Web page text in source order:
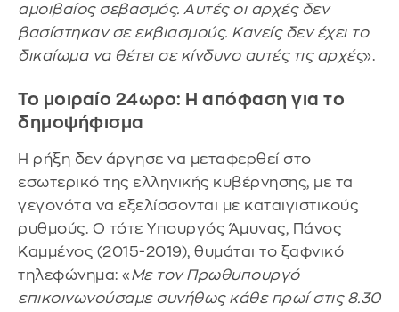
αμοιβαίος σεβασμός. Αυτές οι αρχές δεν
βασίστηκαν σε εκβιασμούς. Κανείς δεν έχει το
δικαίωμα να θέτει σε κίνδυνο αυτές τις αρχές».
Το μοιραίο 24ωρο: Η απόφαση για το
δημοψήφισμα
Η ρήξη δεν άργησε να μεταφερθεί στο
εσωτερικό της ελληνικής κυβέρνησης, με τα
γεγονότα να εξελίσσονται με καταιγιστικούς
ρυθμούς. Ο τότε Υπουργός Άμυνας, Πάνος
Καμμένος (2015-2019), θυμάται το ξαφνικό
τηλεφώνημα: «Με τον Πρωθυπουργό
επικοινωνούσαμε συνήθως κάθε πρωί στις 8.30